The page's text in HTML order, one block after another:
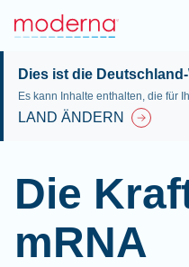
Dies ist die
Es kann Inhalte enthalten, die für
LAND ÄNDERN
Die
mRNA